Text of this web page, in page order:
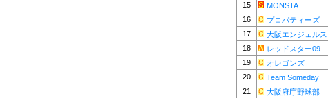
15
MONSTA
16
プロパティーズ
17
大阪エンジェルス
18
レッドスター09
19
オレゴンズ
20
Team Someday
21
大阪府庁野球部